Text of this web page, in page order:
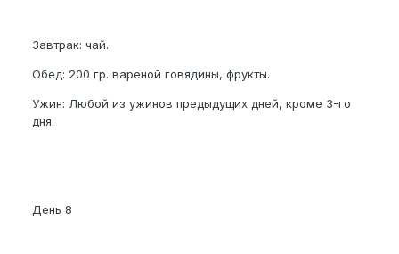
Завтрак: чай.
Обед: 200 гр. вареной говядины, фрукты.
Ужин: Любой из ужинов предыдущих дней, кроме 3-го
дня.
День 8